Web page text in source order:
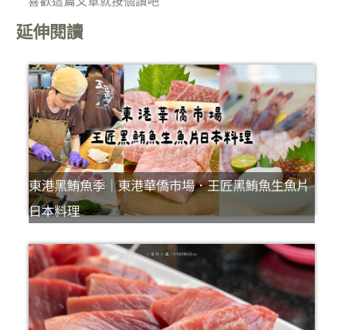
延伸閱讀
東港黑鮪魚季｜東港華僑市場．王匠黑鮪魚生魚片
日本料理